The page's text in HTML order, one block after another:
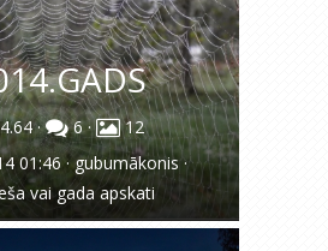
4.64· 6·
12
01:46·gubumākonis·
vai gada apskati